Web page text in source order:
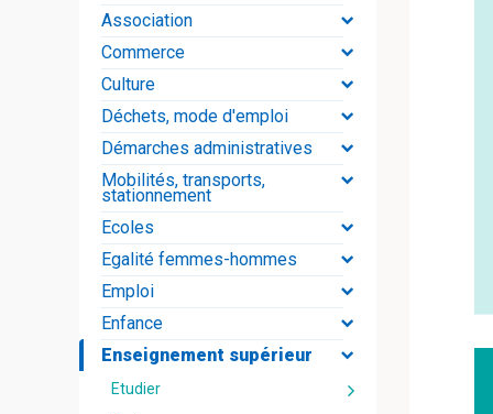
Association
Commerce
Culture
Déchets, mode d'emploi
Démarches administratives
Mobilités, transports,
stationnement
Ecoles
Egalité femmes-hommes
Emploi
Enfance
Enseignement supérieur
Etudier